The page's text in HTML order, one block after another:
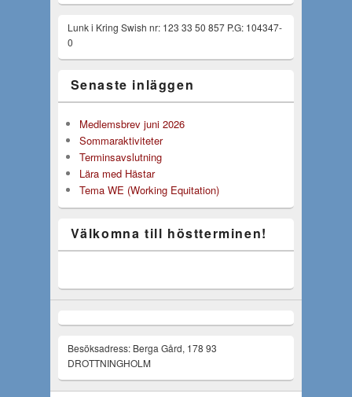
Lunk i Kring Swish nr: 123 33 50 857 P.G: 104347-
0
Senaste inläggen
Medlemsbrev juni 2026
Sommaraktiviteter
Terminsavslutning
Lära med Hästar
Tema WE (Working Equitation)
Välkomna till höstterminen!
Besöksadress: Berga Gård, 178 93
DROTTNINGHOLM